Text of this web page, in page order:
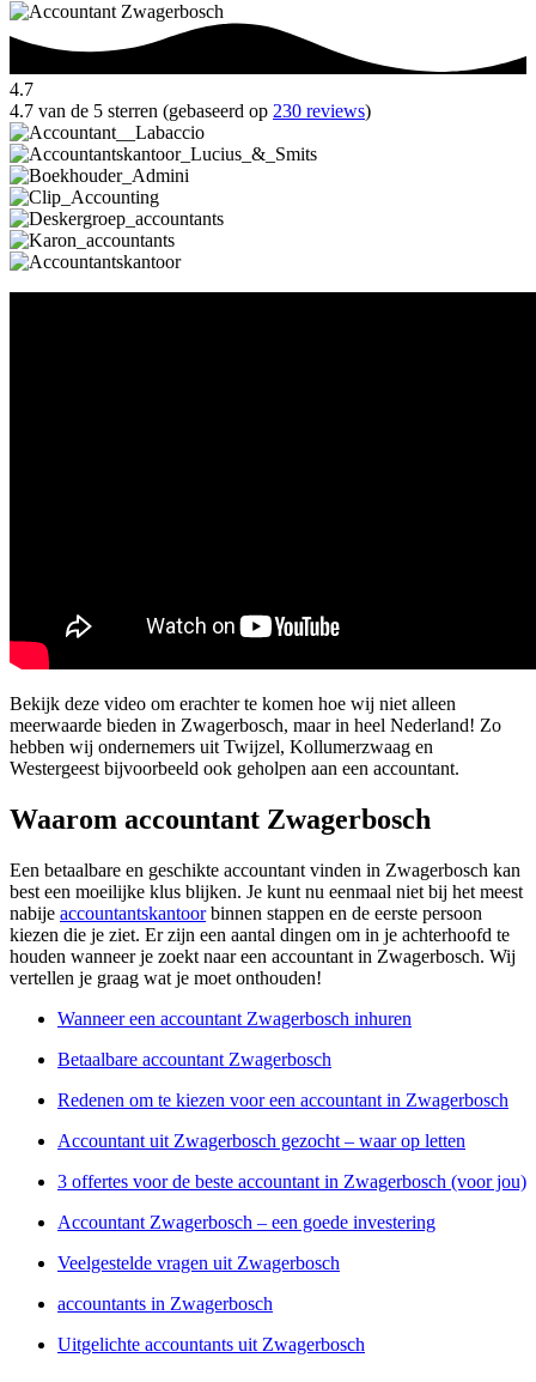
4.7
4.7 van de 5 sterren (gebaseerd op 230 reviews)
Bekijk deze video om erachter te komen hoe wij niet alleen
meerwaarde bieden in Zwagerbosch, maar in heel Nederland! Zo
hebben wij ondernemers uit Twijzel, Kollumerzwaag en
Westergeest bijvoorbeeld ook geholpen aan een accountant.
Waarom accountant Zwagerbosch
Een betaalbare en geschikte accountant vinden in Zwagerbosch kan
best een moeilijke klus blijken. Je kunt nu eenmaal niet bij het meest
nabije accountantskantoorbinnen stappen en de eerste persoon
kiezen die je ziet. Er zijn een aantal dingen om in je achterhoofd te
houden wanneer je zoekt naar een accountant in Zwagerbosch. Wij
vertellen je graag wat je moet onthouden!
Wanneer een accountant Zwagerbosch inhuren
Betaalbare accountant Zwagerbosch
Redenen om te kiezen voor een accountant in Zwagerbosch
Accountant uit Zwagerbosch gezocht – waar op letten
3 offertes voor de beste accountant in Zwagerbosch (voor jou)
Accountant Zwagerbosch – een goede investering
Veelgestelde vragen uit Zwagerbosch
accountants in Zwagerbosch
Uitgelichte accountants uit Zwagerbosch